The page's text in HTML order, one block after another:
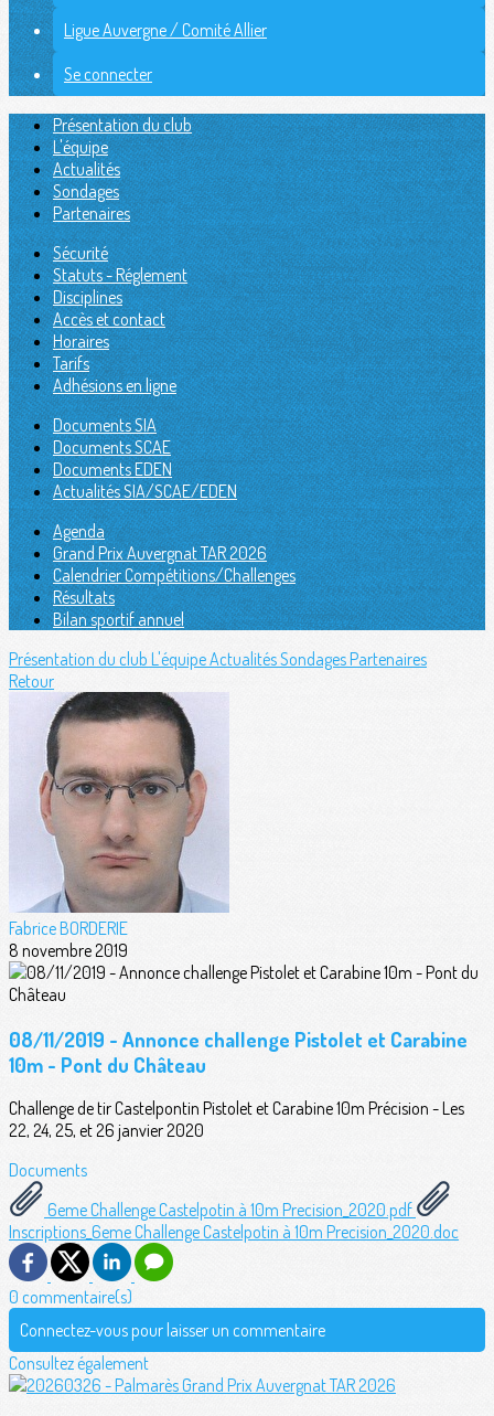
Ligue Auvergne / Comité Allier
Se connecter
Présentation du club
L'équipe
Actualités
Sondages
Partenaires
Sécurité
Statuts - Réglement
Disciplines
Accès et contact
Horaires
Tarifs
Adhésions en ligne
Documents SIA
Documents SCAE
Documents EDEN
Actualités SIA/SCAE/EDEN
Agenda
Grand Prix Auvergnat TAR 2026
Calendrier Compétitions/Challenges
Résultats
Bilan sportif annuel
Présentation du club L'équipeActualitésSondagesPartenaires
Retour
Fabrice BORDERIE
8 novembre 2019
08/11/2019 - Annonce challenge Pistolet et Carabine
10m - Pont du Château
Challenge de tir Castelpontin Pistolet et Carabine 10m Précision - Les
22, 24, 25, et 26 janvier 2020
Documents
6eme Challenge Castelpotin à 10m Precision_2020.pdf
Inscriptions_6eme Challenge Castelpotin à 10m Precision_2020.doc
0 commentaire(s)
Connectez-vous pour laisser un commentaire
Consultez également